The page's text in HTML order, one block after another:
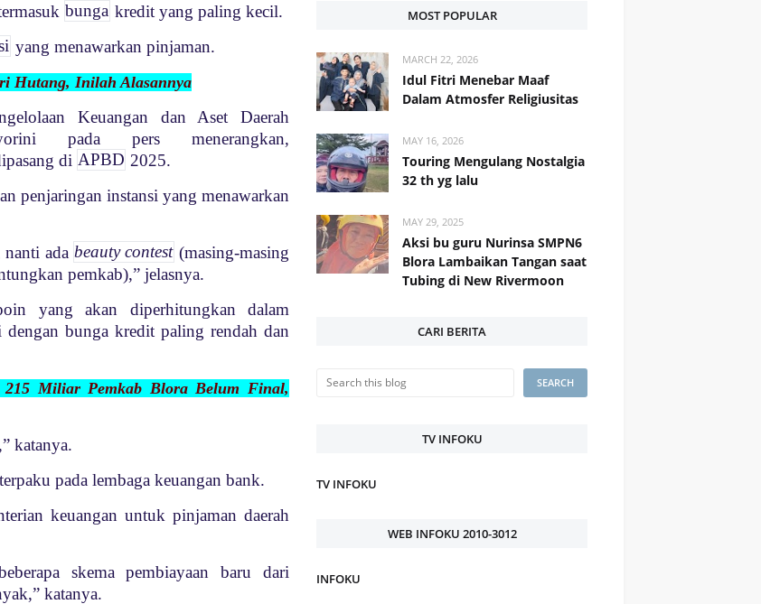
bunga kredit yang paling kecil.
yang menawarkan pinjaman.
Hutang, Inilah Alasannya
Keuangan dan Aset Daerah
pada pers menerangkan,
di APBD 2025.
penjaringan instansi yang menawarkan
nanti ada beauty contest (masing-masing
pemkab),” jelasnya.
yang akan diperhitungkan dalam
bunga kredit paling rendah dan
Miliar Pemkab Blora Belum Final,
katanya.
pada lembaga keuangan bank.
keuangan untuk pinjaman daerah
skema pembiayaan baru dari
katanya.
MOST POPULAR
MARCH 22, 2026
Idul Fitri Menebar Maaf
Dalam Atmosfer Religiusitas
MAY 16, 2026
Touring Mengulang Nostalgia
32 th yg lalu
MAY 29, 2025
Aksi bu guru Nurinsa SMPN6
Blora Lambaikan Tangan saat
Tubing di New Rivermoon
CARI BERITA
TV INFOKU
TV INFOKU
WEB INFOKU 2010-3012
INFOKU